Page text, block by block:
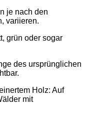
je nach den
variieren.
grün oder sogar
des ursprünglichen
Holz: Auf
mit